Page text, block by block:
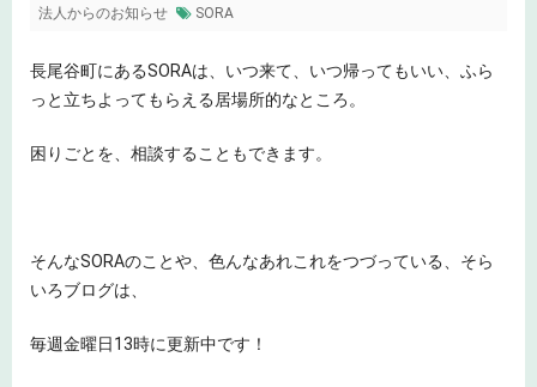
法人からのお知らせ SORA
長尾谷町にあるSORAは、いつ来て、いつ帰ってもいい、ふら
っと立ちよってもらえる居場所的なところ。
困りごとを、相談することもできます。
そんなSORAのことや、色んなあれこれをつづっている、そら
いろブログは、
毎週金曜日13時に更新中です！